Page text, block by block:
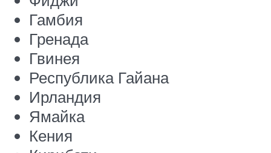
Гамбия
Гренада
Гвинея
Республика Гайана
Ирландия
Ямайка
Кения